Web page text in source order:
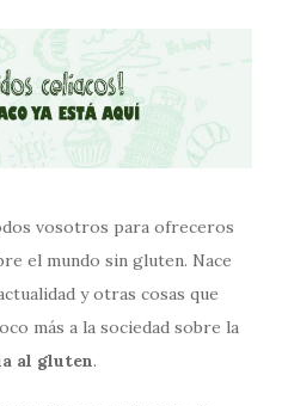
vosotros para ofreceros
el mundo sin gluten. Nace
y otras cosas que
más a la sociedad sobre la
al gluten.